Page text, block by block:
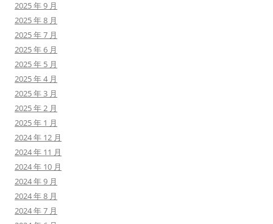
2025 年 9 月
2025 年 8 月
2025 年 7 月
2025 年 6 月
2025 年 5 月
2025 年 4 月
2025 年 3 月
2025 年 2 月
2025 年 1 月
2024 年 12 月
2024 年 11 月
2024 年 10 月
2024 年 9 月
2024 年 8 月
2024 年 7 月